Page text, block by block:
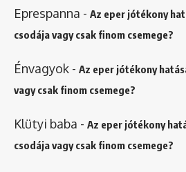
Eprespanna - Az eper jótékony
csodája vagy csak finom csemege?
Énvagyok - Az eper jótékony
vagy csak finom csemege?
Klütyi baba - Az eper jótékony
csodája vagy csak finom csemege?